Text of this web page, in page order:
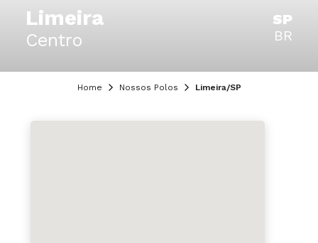
Limeira
Centro
SP
BR
Home Nossos Polos Limeira/SP